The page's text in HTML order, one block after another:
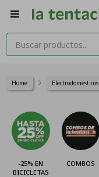

Home Electrodomésticos
-25% EN
BICICLETAS
COMBOS